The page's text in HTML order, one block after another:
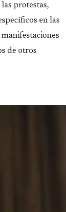
protestas,
en las
de otros